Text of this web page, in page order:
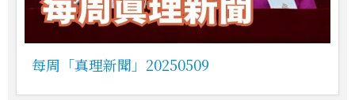
每周「真理新聞」20250509